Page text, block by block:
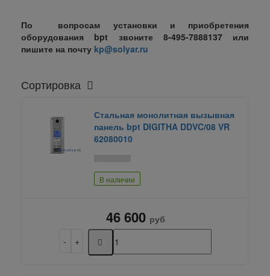
По вопросам установки и приобретения
оборудования bpt звоните 8-495-7888137 или
пишите на почту kp@solyar.ru
Сортировка
Стальная монолитная вызывная
панель bpt DIGITHA DDVC/08 VR
62080010
В наличии
46 600 руб